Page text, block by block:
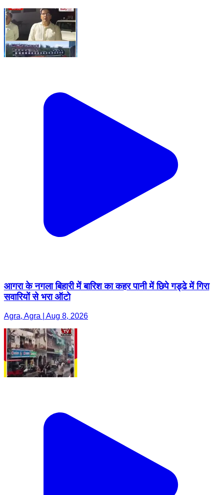
आगरा के नगला बिहारी में बारिश का कहर पानी में छिपे गड्ढे में गिरा
सवारियों से भरा ऑटो
Agra, Agra | Aug 8, 2026